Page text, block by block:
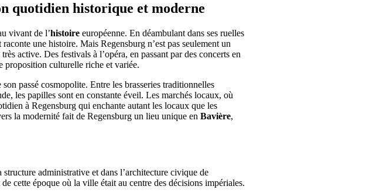
quotidien historique et moderne
vivant de l’histoire européenne. En déambulant dans ses ruelles
une histoire. Mais Regensburg n’est pas seulement un
active. Des festivals à l’opéra, en passant par des concerts en
proposition culturelle riche et variée.
passé cosmopolite. Entre les brasseries traditionnelles
les papilles sont en constante éveil. Les marchés locaux, où
à Regensburg qui enchante autant les locaux que les
la modernité fait de Regensburg un lieu unique en Bavière,
administrative et dans l’architecture civique de
cette époque où la ville était au centre des décisions impériales.